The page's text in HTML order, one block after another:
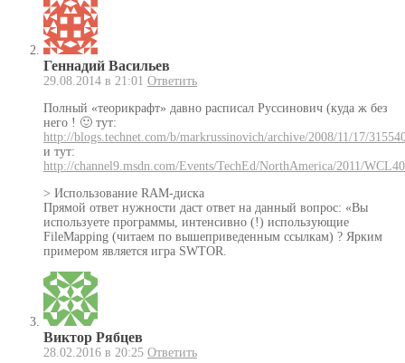
Геннадий Васильев
29.08.2014 в 21:01 Ответить
Полный «теорикрафт» давно расписал Руссинович (куда ж без
него ! 🙂 тут:
http://blogs.technet.com/b/markrussinovich/archive/2008/11/17/
и тут:
http://channel9.msdn.com/Events/TechEd/NorthAmerica/2011/
> Использование RAM-диска
Прямой ответ нужности даст ответ на данный вопрос: «Вы
используете программы, интенсивно (!) использующие
FileMapping (читаем по вышеприведенным ссылкам) ? Ярким
примером является игра SWTOR.
Виктор Рябцев
28.02.2016 в 20:25 Ответить